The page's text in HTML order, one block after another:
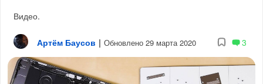
Видео.
Артём Баусов | Обновлено 29 марта 2020 3